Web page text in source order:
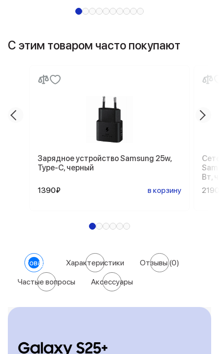
С этим товаром часто покупают
Зарядное устройство Samsung 25w,
Type-C, черный
1390₽ в корзину
Вт,
О товаре Характеристики Отзывы(0)
Частые вопросы Аксессуары